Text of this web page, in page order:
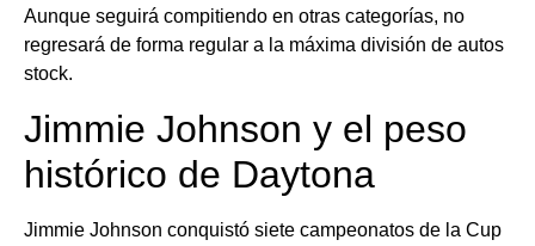
Aunque seguirá compitiendo en otras categorías, no
regresará de forma regular a la máxima división de autos
stock.
Jimmie Johnson y el peso
histórico de Daytona
Jimmie Johnson conquistó siete campeonatos de la Cup